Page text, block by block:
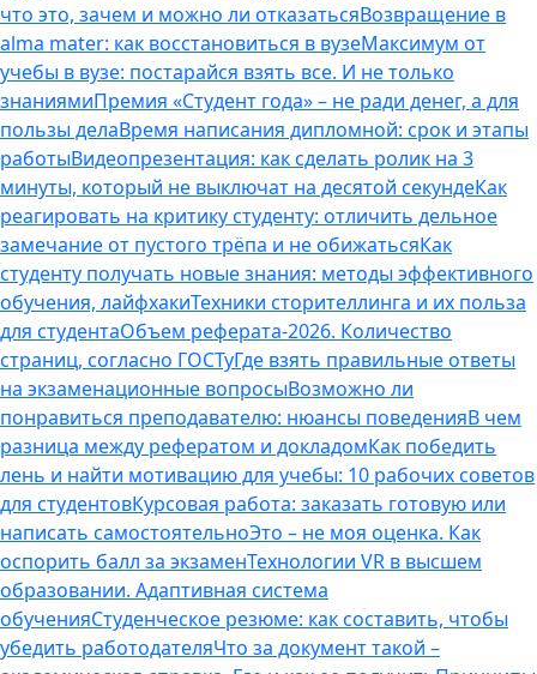
что это, зачем и можно ли отказатьсяВозвращение в
alma mater: как восстановиться в вузеМаксимум от
учебы в вузе: постарайся взять все. И не только
знаниямиПремия «Студент года» – не ради денег, а для
пользы делаВремя написания дипломной: срок и этапы
работыВидеопрезентация: как сделать ролик на 3
минуты, который не выключат на десятой секундеКак
реагировать на критику студенту: отличить дельное
замечание от пустого трёпа и не обижатьсяКак
студенту получать новые знания: методы эффективного
обучения, лайфхакиТехники сторителлинга и их польза
для студентаОбъем реферата-2026. Количество
страниц, согласно ГОСТуГде взять правильные ответы
на экзаменационные вопросыВозможно ли
понравиться преподавателю: нюансы поведенияВ чем
разница между рефератом и докладомКак победить
лень и найти мотивацию для учебы: 10 рабочих советов
для студентовКурсовая работа: заказать готовую или
написать самостоятельноЭто – не моя оценка. Как
оспорить балл за экзаменТехнологии VR в высшем
образовании. Адаптивная система
обученияСтуденческое резюме: как составить, чтобы
убедить работодателяЧто за документ такой –